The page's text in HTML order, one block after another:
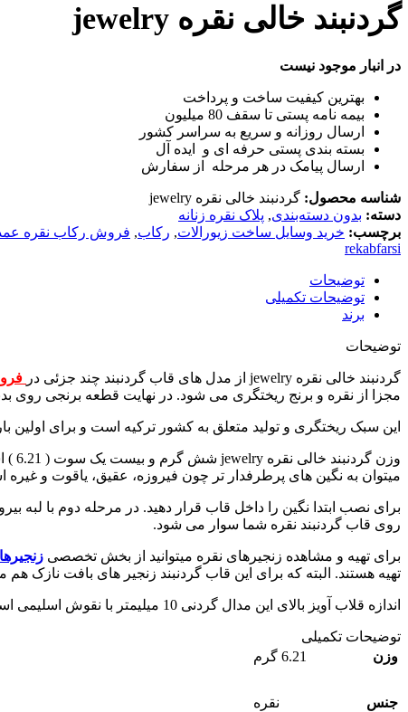
گردنبند خالی نقره jewelry
در انبار موجود نیست
بهترین کیفیت ساخت و پرداخت
بیمه نامه پستی تا سقف 80 میلیون
ارسال روزانه و سریع به سراسر کشور
بسته بندی پستی حرفه ای و ایده آل
ارسال پیامک در هر مرحله از سفارش
شناسه محصول: گردنبند خالی نقره jewelry
دسته: بدون دسته‌بندی, پلاک نقره زنانه
برچسب: خرید وسایل ساخت زیورالات, رکاب, فروش رکاب نقره
rekabfarsi
توضیحات
توضیحات تکمیلی
برند
توضیحات
گردنبند خالی نقره jewelry از مدل های قاب گردنبند چند جزئی در
مجزا از نقره و برنج ریختگری می شود. در نهایت قطعه برنجی روی بدنه نقره سوار می شود. نقره عیار 925 از
این سبک ریختگری و تولید متعلق به کشور ترکیه است و برای اولین
میتوان به نگین های پرطرفدار تر چون فیروزه، عقیق، یاقوت و غیره
برای نصب ابتدا نگین را داخل قاب قرار دهید. در مرحله دوم با لبه
روی قاب گردنبند نقره شما سوار می شود.
برای تهیه و مشاهده زنجیرهای نقره میتوانید از بخش تخصصی
تهیه هستند. البته که برای این قاب گردنبند زنجیر های بافت نازک هم میتوانید استفاده کنید.
اندازه قلاب آویز بالای این مدال گردنی 10 میلیمتر با نقوش اسلیمی است. عموما زنجیرهایی تا بافت متوسط به راحتی از داخل آن عبور می کنند.
توضیحات تکمیلی
وزن
6.21 گرم
جنس نقره